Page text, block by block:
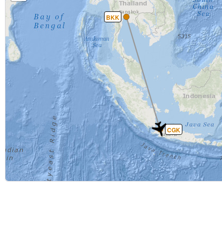
BKK
CGK